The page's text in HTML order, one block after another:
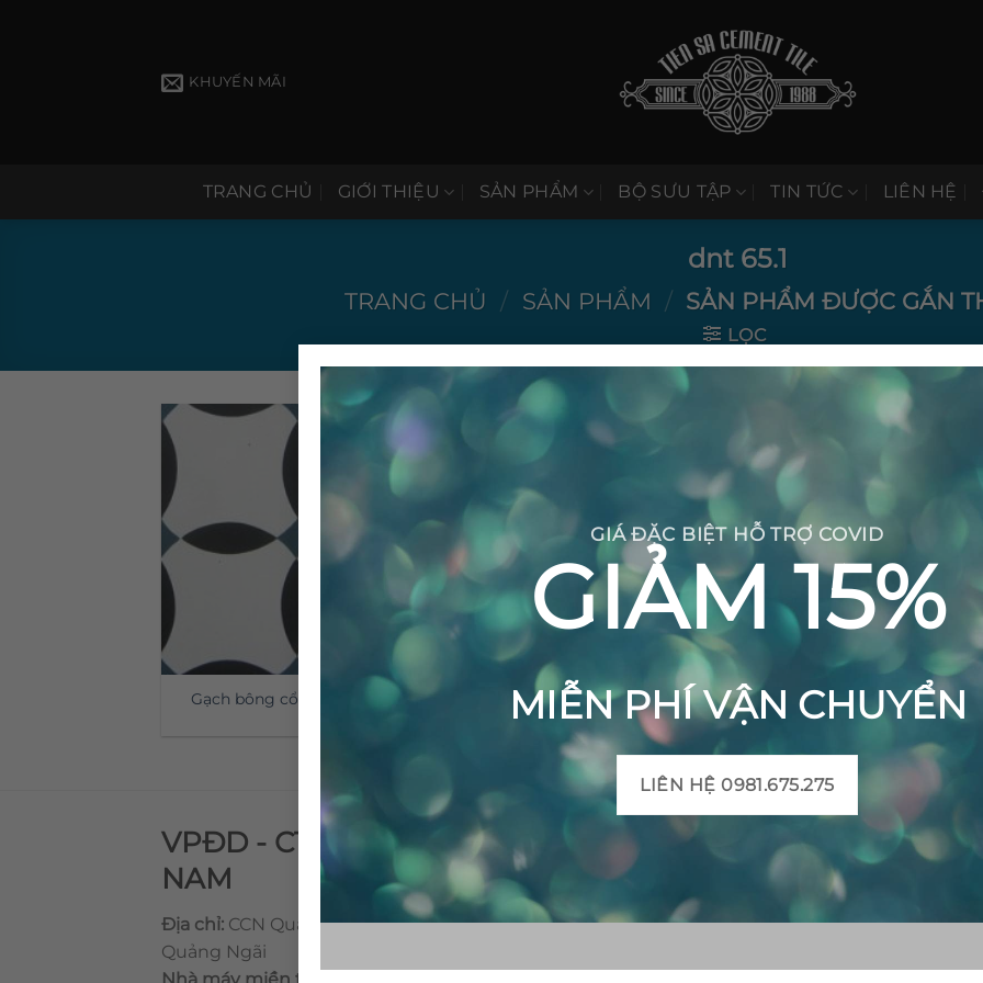
GIÁ ĐẶC BIỆT HỖ TRỢ COVID
GIẢM 15%
MIỄN PHÍ VẬN CHUYỂN
LIÊN HỆ 0981.675.275
KHUYẾN MÃI
TRANG CHỦ GIỚI THIỆU SẢN PHẨM BỘ SƯU TẬP TIN TỨC LIÊN HỆ
dnt 65.1
TRANG CHỦ / SẢN PHẨM / SẢN PHẨM ĐƯỢC GẮN
LỌC
Gạch bông cổ điển CTS 65.1
VPĐD - CTY TNHH GẠCH BÔNG VIỆT
NAM
Địa chỉ: CCN Quán Lát, Xã Đức Chánh, Huyện Mộ Đức, Tỉnh
Quảng Ngãi
THÔNG TIN SẢN PHẨM
Mô tả sản phẩm gạch